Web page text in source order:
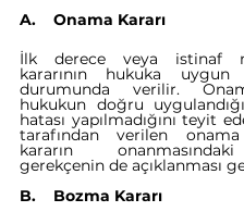
A.    Onama Kararı
İlk derece veya istinaf
kararının hukuka uygun
durumunda verilir.
hukukun doğru
hatası yapılmadığını teyit
tarafından verilen onama
kararın
gerekçenin de açıklanması
B.    Bozma Kararı